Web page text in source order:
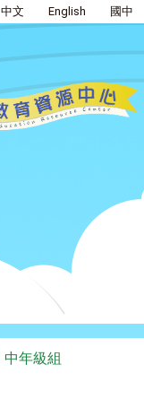
中文 English 國中
中年級組